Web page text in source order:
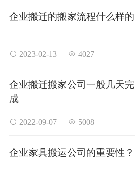
企业搬迁的搬家流程什么样的
 2023-02-13  4027
企业搬迁搬家公司一般几天完
成
 2022-09-07  5008
企业家具搬运公司的重要性？